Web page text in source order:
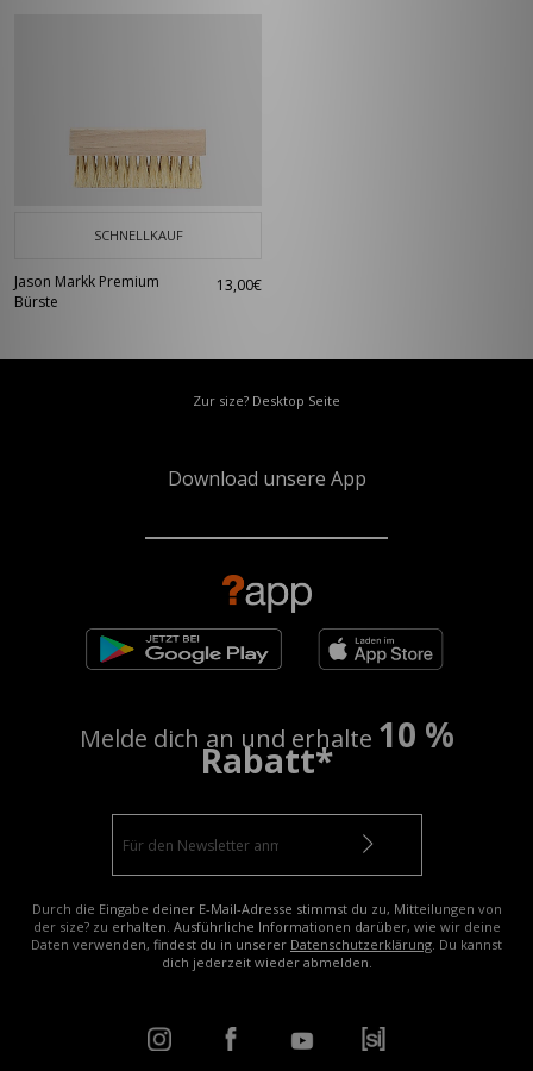
SCHNELLKAUF
Jason Markk Premium
Bürste
13,00€
Zur size? Desktop Seite
Download unsere App
Melde dich an und erhalte 10 %
Rabatt*
Durch die Eingabe deiner E-Mail-Adresse stimmst du zu, Mitteilungen von
der size? zu erhalten. Ausführliche Informationen darüber, wie wir deine
Daten verwenden, findest du in unserer Datenschutzerklärung. Du kannst
dich jederzeit wieder abmelden.